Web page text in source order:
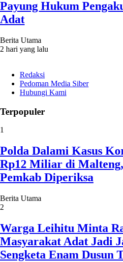
Payung Hukum
Adat
Berita Utama
2 hari yang lalu
Redaksi
Pedoman Media Siber
Hubungi Kami
Terpopuler
1
Polda Dalami Kasus
Rp12 Miliar di
Pemkab Diperiksa
Berita Utama
2
Warga Leihitu Minta
Masyarakat Adat Jadi
Sengketa Enam Dusun